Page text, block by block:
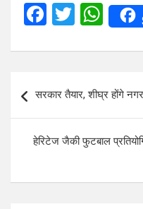
F
ce
o
o
k
T
tt
er
W
h
at
A
p
p
navigation
सरकार तैयार, शीघ्र होंगे
हेरिटेज जैकी फुटबाल